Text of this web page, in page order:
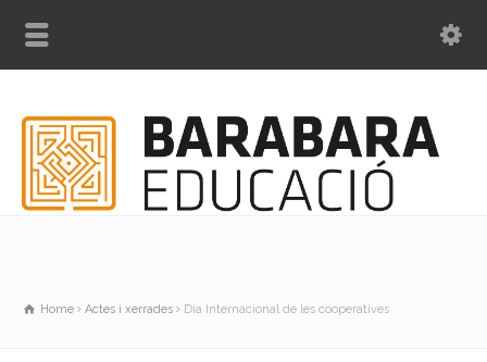
Home Actes i xerrades Dia Internacional de les cooperatives